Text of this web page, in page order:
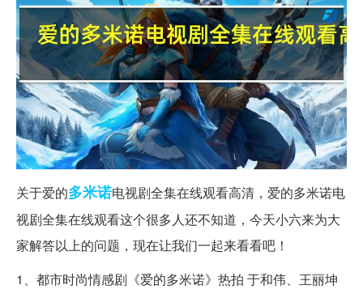
关于爱的多米诺电视剧全集在线观看高清，爱的多米诺电
视剧全集在线观看这个很多人还不知道，今天小六来为大
家解答以上的问题，现在让我们一起来看看吧！
1、都市时尚情感剧《爱的多米诺》热拍 于和伟、王丽坤